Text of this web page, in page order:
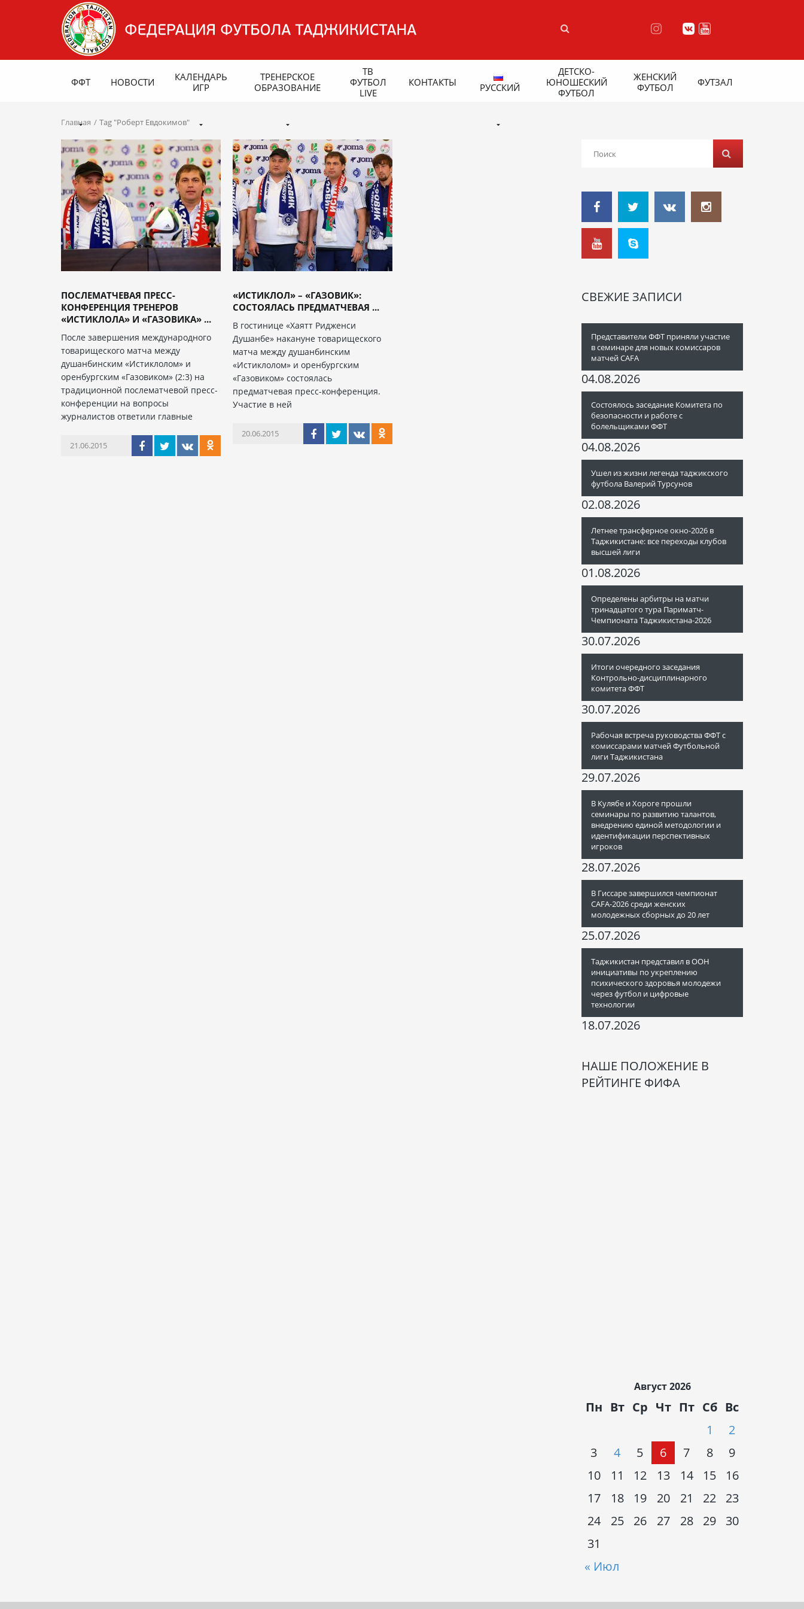
ФФТ НОВОСТИ
КАЛЕНДАРЬ
ИГР
ТРЕНЕРСКОЕ
ОБРАЗОВАНИЕ
ТВ
ФУТБОЛ
LIVE
КОНТАКТЫ РУССКИЙ
ДЕТСКО-
ЮНОШЕСКИЙ
ФУТБОЛ
ЖЕНСКИЙ
ФУТБОЛ
ФУТЗАЛ
Главная Tag "Роберт Евдокимов"
ПОСЛЕМАТЧЕВАЯ ПРЕСС-
КОНФЕРЕНЦИЯ ТРЕНЕРОВ
«ИСТИКЛОЛА» И «ГАЗОВИКА» ...
После завершения международного
товарищеского матча между
душанбинским «Истиклолом» и
оренбургским «Газовиком» (2:3) на
традиционной послематчевой пресс-
конференции на вопросы
журналистов ответили главные
21.06.2015
«ИСТИКЛОЛ» – «ГАЗОВИК»:
СОСТОЯЛАСЬ ПРЕДМАТЧЕВАЯ ...
В гостинице «Хаятт Ридженси
Душанбе» накануне товарищеского
матча между душанбинским
«Истиклолом» и оренбургским
«Газовиком» состоялась
предматчевая пресс-конференция.
Участие в ней
20.06.2015
СВЕЖИЕ ЗАПИСИ
Представители ФФТ приняли участие
в семинаре для новых комиссаров
матчей CAFA
04.08.2026
Состоялось заседание Комитета по
безопасности и работе с
болельщиками ФФТ
04.08.2026
Ушел из жизни легенда таджикского
футбола Валерий Турсунов
02.08.2026
Летнее трансферное окно-2026 в
Таджикистане: все переходы клубов
высшей лиги
01.08.2026
Определены арбитры на матчи
тринадцатого тура Париматч-
Чемпионата Таджикистана-2026
30.07.2026
Итоги очередного заседания
Контрольно-дисциплинарного
комитета ФФТ
30.07.2026
Рабочая встреча руководства ФФТ с
комиссарами матчей Футбольной
лиги Таджикистана
29.07.2026
В Кулябе и Хороге прошли
семинары по развитию талантов,
внедрению единой методологии и
идентификации перспективных
игроков
28.07.2026
В Гиссаре завершился чемпионат
CAFA-2026 среди женских
молодежных сборных до 20 лет
25.07.2026
Таджикистан представил в ООН
инициативы по укреплению
психического здоровья молодежи
через футбол и цифровые
технологии
18.07.2026
НАШЕ ПОЛОЖЕНИЕ В
РЕЙТИНГЕ ФИФА
Август 2026
Пн Вт Ср Чт Пт Сб Вс
« Июл
1
2
3
4 5 6 7 8
9
10
11 12 13 14 15
16
17
18 19 20 21 22
23
24
25 26 27 28 29
30
31